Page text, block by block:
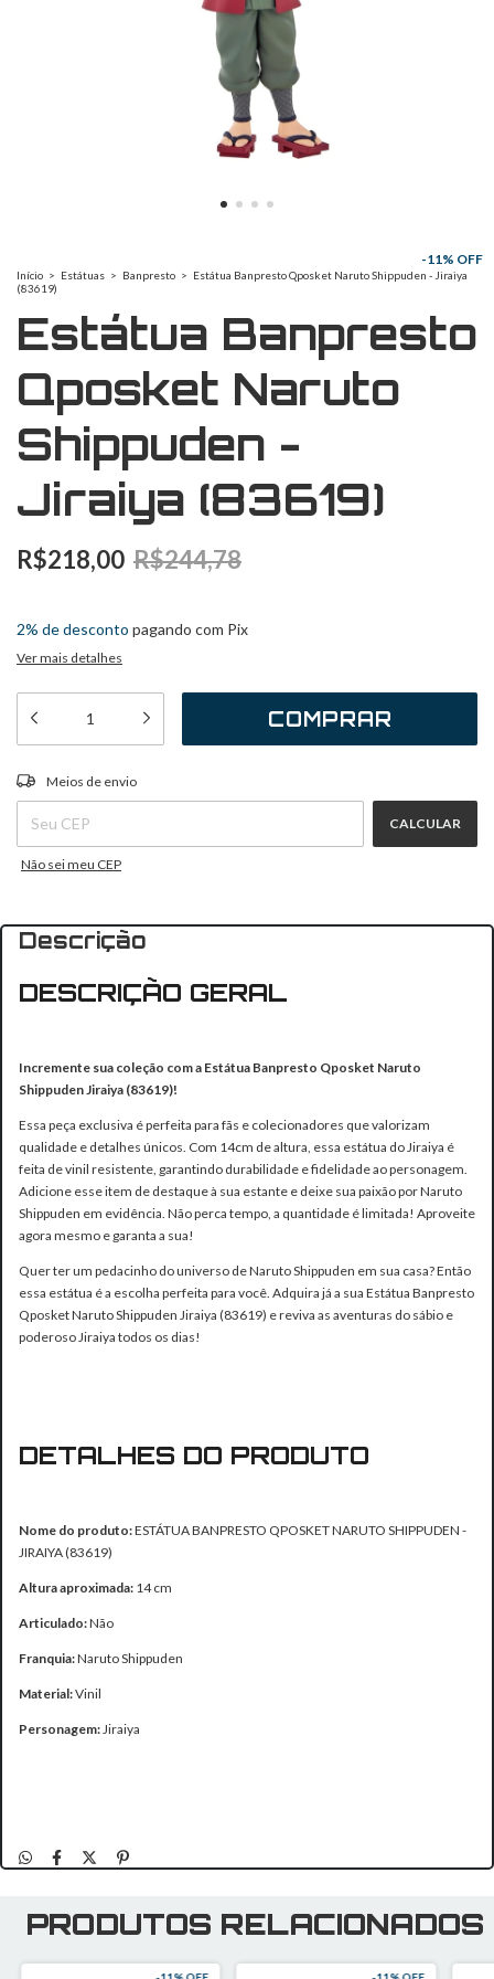
Início > Estátuas > Banpresto > Estátua Banpresto Qposket Naruto Shippuden - Jiraiya
(83619)
Estátua Banpresto
Qposket Naruto
Shippuden -
Jiraiya (83619)
-11 % OFF
R$218,00 R$244,78
2% de desconto pagando com Pix
Ver mais detalhes
Entregas para o CEP:
Meios de envio
CALCULAR
Não sei meu CEP
Descrição
DESCRIÇÃO GERAL
Incremente sua coleção com a Estátua Banpresto Qposket Naruto
Shippuden Jiraiya (83619)!
Essa peça exclusiva é perfeita para fãs e colecionadores que valorizam
qualidade e detalhes únicos. Com 14cm de altura, essa estátua do Jiraiya é
feita de vinil resistente, garantindo durabilidade e fidelidade ao personagem.
Adicione esse item de destaque à sua estante e deixe sua paixão por Naruto
Shippuden em evidência. Não perca tempo, a quantidade é limitada! Aproveite
agora mesmo e garanta a sua!
Quer ter um pedacinho do universo de Naruto Shippuden em sua casa? Então
essa estátua é a escolha perfeita para você. Adquira já a sua Estátua Banpresto
Qposket Naruto Shippuden Jiraiya (83619) e reviva as aventuras do sábio e
poderoso Jiraiya todos os dias!
DETALHES DO PRODUTO
Nome do produto:ESTÁTUA BANPRESTO QPOSKET NARUTO SHIPPUDEN -
JIRAIYA (83619)
Altura aproximada: 14 cm
Articulado:Não
Franquia:Naruto Shippuden
Material:Vinil
Personagem: Jiraiya
PRODUTOS RELACIONADOS
-11% OFF -11% OFF